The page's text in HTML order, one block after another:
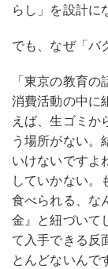
らし」を設計に
でも、なぜ「バ
「東京の教育
消費活動の中に
えば、生ゴミか
う場所がない。
いけないですよ
していかない。
食べられる、な
金』と紐づいて
て入手できる反
とんどないんで